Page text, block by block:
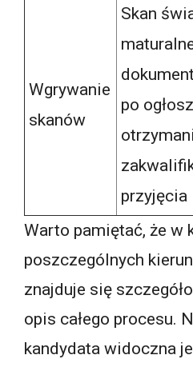
Wgrywanie
skanów
Skan
po
przyjęcia
Warto pamiętać, że w
poszczególnych
znajduje się
opis całego procesu.
kandydata widoczna